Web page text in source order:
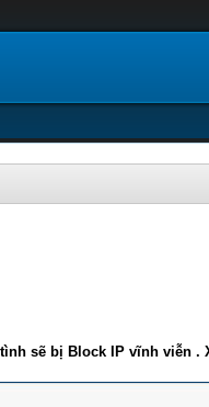
sẽ bị Block IP vĩnh viễn .